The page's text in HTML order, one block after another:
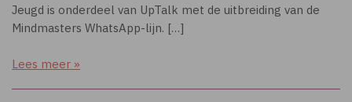
Jeugd is onderdeel van UpTalk met de uitbreiding van de
Mindmasters WhatsApp-lijn. […]
Lees meer »